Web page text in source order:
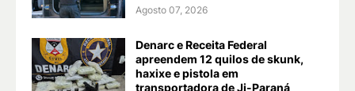
Agosto 07, 2026
Denarc e Receita Federal
apreendem 12 quilos de skunk,
haxixe e pistola em
transportadora de Ji-Paraná